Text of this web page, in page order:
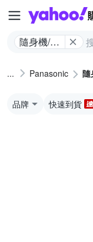
隨身機/類
Panasonic 隨
品牌 快速到貨